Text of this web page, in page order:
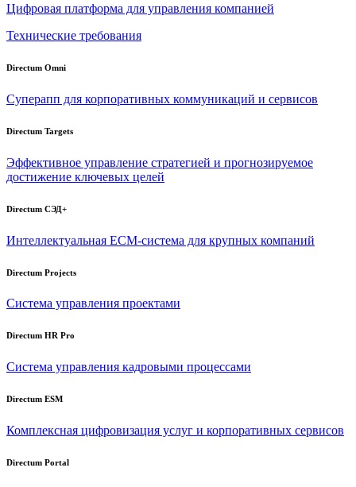
Цифровая платформа для управления компанией
Технические требования
Directum Omni
Суперапп для корпоративных коммуникаций и сервисов
Directum Targets
Эффективное управление стратегией и прогнозируемое
достижение ключевых целей
Directum СЭД+
Интеллектуальная ECM-система для крупных компаний
Directum Projects
Система управления проектами
Directum HR Pro
Система управления кадровыми процессами
Directum ESM
Комплексная цифровизация услуг и корпоративных сервисов
Directum Portal